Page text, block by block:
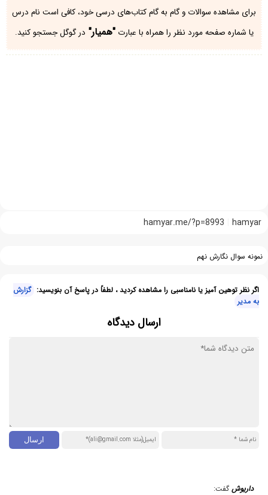
برای مشاهده سوالات و گام به گام کتاب‌های درسی خود، کافی است نام درس
یا شماره صفحه مورد نظر را همراه با عبارت"همیار" در گوگل جستجو کنید.
hamyar
hamyar.me/?p=8993
نمونه سوال نگارش نهم
اگر نظر توهین آمیز یا نامناسبی را مشاهده کردید ، لطفاً در پاسخ آن بنویسید: گزارش
به مدیر
ارسال دیدگاه
داریوش گفت: